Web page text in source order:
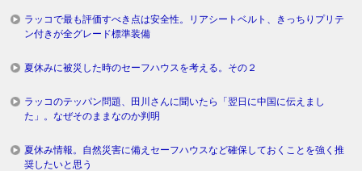
ラッコで最も評価すべき点は安全性。リアシートベルト、きっちりプリテ
ン付きが全グレード標準装備
夏休みに被災した時のセーフハウスを考える。その２
ラッコのテッパン問題、田川さんに聞いたら「翌日に中国に伝えまし
た」。なぜそのままなのか判明
夏休み情報。自然災害に備えセーフハウスなど確保しておくことを強く推
奨したいと思う